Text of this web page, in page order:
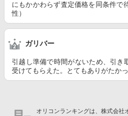
にもかかわらず査定価格を同条件で
性）
ガリバー
引越し準備で時間がないため、引き
受けてもらえた。とてもありがたか
オリコンランキングは、株式会社